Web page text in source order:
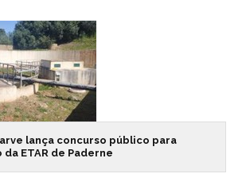
lança concurso público para
ETAR de Paderne